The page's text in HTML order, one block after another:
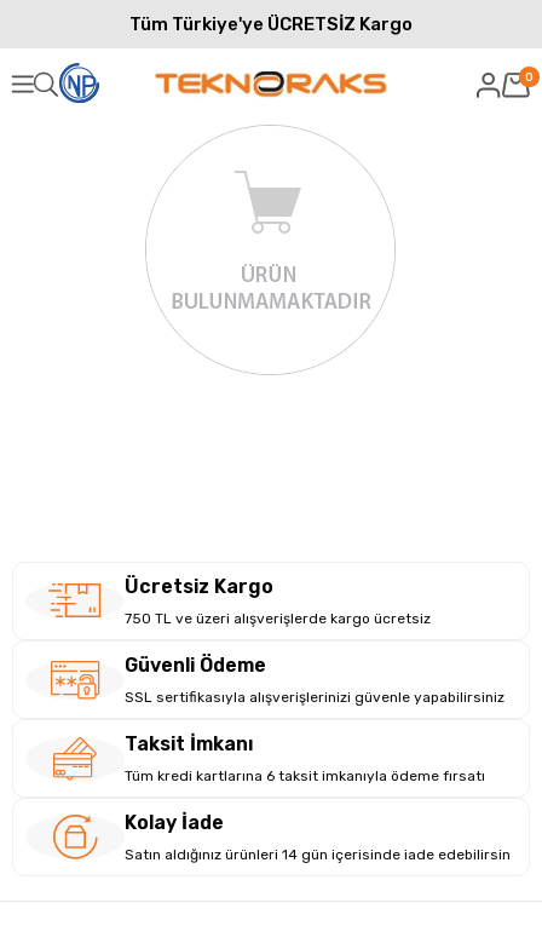
Tüm Türkiye'ye ÜCRETSİZ Kargo
0
Ücretsiz Kargo
750 TL ve üzeri alışverişlerde kargo ücretsiz
Güvenli Ödeme
SSL sertifikasıyla alışverişlerinizi güvenle yapabilirsiniz
Taksit İmkanı
Tüm kredi kartlarına 6 taksit imkanıyla ödeme fırsatı
Kolay İade
Satın aldığınız ürünleri 14 gün içerisinde iade edebilirsin